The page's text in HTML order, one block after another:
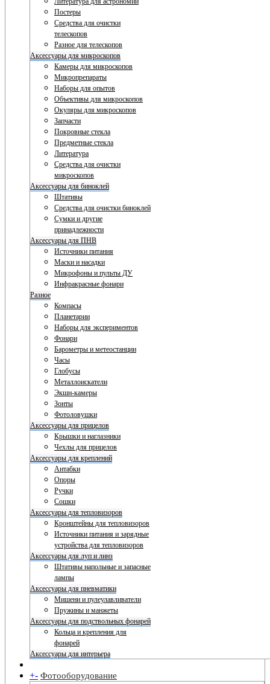
Постеры
Средства для очистки
телескопов
Разное для телескопов
Аксессуары для микроскопов
Камеры для микроскопов
Микропрепараты
Наборы для опытов
Объективы для микроскопов
Окуляры для микроскопов
Запчасти
Покровные стекла
Предметные стекла
Литература
Средства для очистки
микроскопов
Аксессуары для биноклей
Штативы
Средства для очистки биноклей
Сумки и другие
принадлежности
Аксессуары для ПНВ
Источники питания
Маски и насадки
Микрофоны и пульты ДУ
Инфракрасные фонари
Разное
Компасы
Планетарии
Наборы для экспериментов
Фонари
Барометры и метеостанции
Часы
Глобусы
Металлоискатели
Экшн-камеры
Зонты
Фотоловушки
Аксессуары для прицелов
Крышки и наглазники
Чехлы для прицелов
Аксессуары для креплений
Антабки
Опоры
Ручки
Сошки
Аксессуары для тепловизоров
Кронштейны для тепловизоров
Источники питания и зарядные
устройства для тепловизоров
Аксессуары для луп и линз
Штативы напольные и запасные
лампы
Аксессуары для пневматики
Мишени и пулеулавливатели
Пружины и манжеты
Аксессуары для подствольных фонарей
Кольца и крепления для
фонарей
Аксессуары для интерьера
+- Фотооборудование